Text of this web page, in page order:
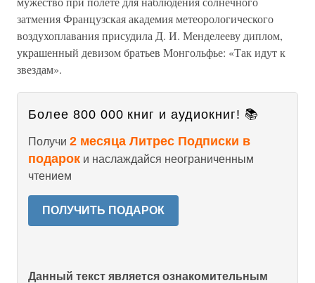
затмения Французская академия метеорологического
воздухоплавания присудила Д. И. Менделееву диплом,
украшенный девизом братьев Монгольфье: «Так идут к
звездам».
Более 800 000 книг и аудиокниг! 📚
Получи 2 месяца Литрес Подписки в
подарок и наслаждайся неограниченным
чтением
ПОЛУЧИТЬ ПОДАРОК
Данный текст является ознакомительным